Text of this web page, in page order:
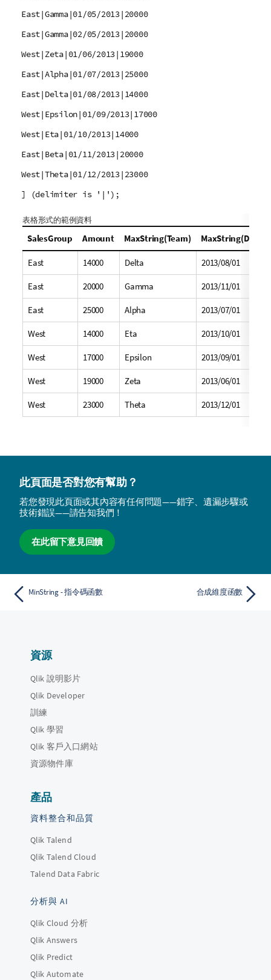
East|Gamma|01/05/2013|20000
East|Gamma|02/05/2013|20000
West|Zeta|01/06/2013|19000
East|Alpha|01/07/2013|25000
East|Delta|01/08/2013|14000
West|Epsilon|01/09/2013|17000
West|Eta|01/10/2013|14000
East|Beta|01/11/2013|20000
West|Theta|01/12/2013|23000
] (delimiter is '|');
表格形式的範例資料
SalesGroup Amount MaxString(Team) MaxString(Date)
East 14000 Delta 2013/08/01
East 20000 Gamma 2013/11/01
East 25000 Alpha 2013/07/01
West 14000 Eta 2013/10/01
West 17000 Epsilon 2013/09/01
West 19000 Zeta 2013/06/01
West 23000 Theta 2013/12/01
此頁面是否對您有幫助？
若您發現此頁面或其內容有任何問題——錯字、遺漏步驟或
技術錯誤——請告知我們！
在此留下意見回饋
MinString - 指令碼函數 合成維度函數
資源
Qlik 說明影片
Qlik Developer
訓練
Qlik 學習
Qlik 客戶入口網站
資源物件庫
產品
資料整合和品質
Qlik Talend
Qlik Talend Cloud
Talend Data Fabric
分析與 AI
Qlik Cloud 分析
Qlik Answers
Qlik Predict
Qlik Automate